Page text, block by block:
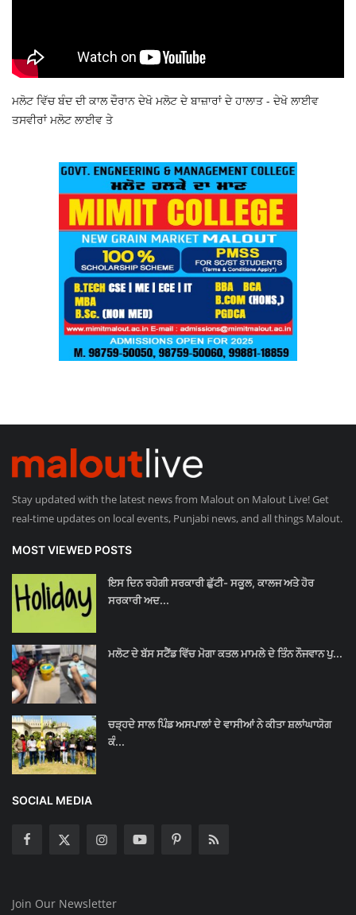
ਮਲੋਟ ਵਿੱਚ ਬੰਦ ਦੀ ਕਾਲ ਦੌਰਾਨ ਦੇਖੋ ਮਲੋਟ ਦੇ ਬਾਜ਼ਾਰਾਂ ਦੇ ਹਾਲਾਤ - ਦੇਖੋ ਲਾਈਵ
ਤਸਵੀਰਾਂ ਮਲੋਟ ਲਾਈਵ ਤੇ
Stay updated with the latest news from Malout on Malout Live! Get
real-time updates on local events, Punjabi news, and all things Malout.
MOST VIEWED POSTS
ਇਸ ਦਿਨ ਰਹੇਗੀ ਸਰਕਾਰੀ ਛੁੱਟੀ- ਸਕੂਲ, ਕਾਲਜ ਅਤੇ ਹੋਰ
ਸਰਕਾਰੀ ਅਦ...
ਮਲੋਟ ਦੇ ਬੱਸ ਸਟੈਂਡ ਵਿੱਚ ਮੋਗਾ ਕਤਲ ਮਾਮਲੇ ਦੇ ਤਿੰਨ ਨੌਜਵਾਨ ਪੁ...
ਚੜ੍ਹਦੇ ਸਾਲ ਪਿੰਡ ਅਸਪਾਲਾਂ ਦੇ ਵਾਸੀਆਂ ਨੇ ਕੀਤਾ ਸ਼ਲਾਂਘਾਯੋਗ
ਕੰ...
SOCIAL MEDIA
Join Our Newsletter